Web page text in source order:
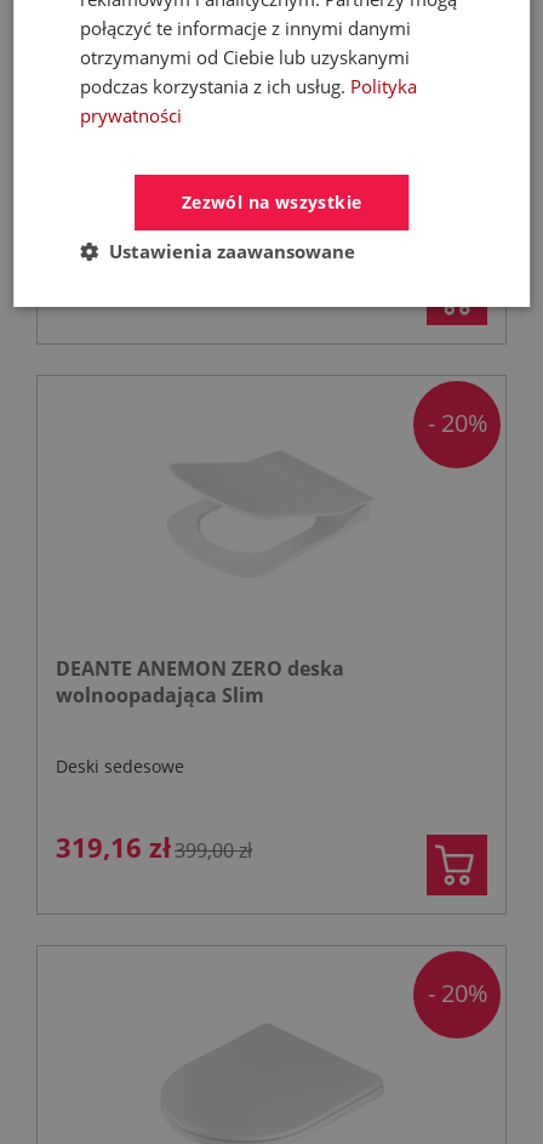
ROCA DAMA SENSO deska WC
wolnoopadająca, biała
Deski sedesowe
DEANTE ANEMON ZERO deska
wolnoopadająca Slim
Deski sedesowe
319,16 zł399,00 zł
- 20%
- 20%
połączyć te informacje z innymi danymi
otrzymanymi od Ciebie lub uzyskanymi
podczas korzystania z ich usług. Polityka
prywatności
Zezwól na wszystkie
Ustawienia zaawansowane